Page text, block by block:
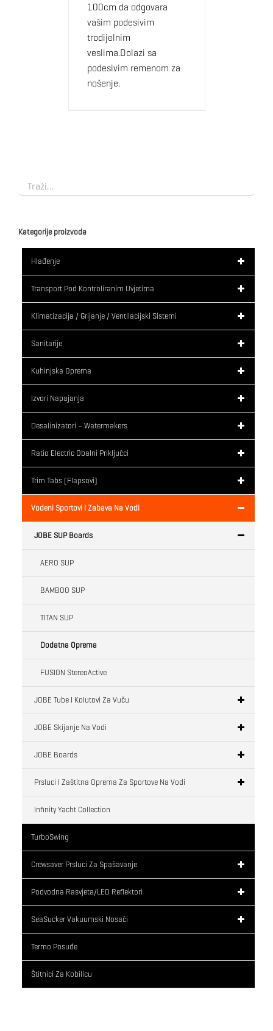
100cm da odgovara
vašim podesivim
trodijelnim
veslima.Dolazi sa
podesivim remenom za
nošenje.
Kategorije proizvoda
Hlađenje
Transport Pod Kontroliranim Uvjetima
Klimatizacija / Grijanje / Ventilacijski Sistemi
Sanitarije
Kuhinjska Oprema
Izvori Napajanja
Desalinizatori – Watermakers
Ratio Electric Obalni Priključci
Trim Tabs (flapsovi)
Vodeni Sportovi I Zabava Na Vodi
JOBE SUP Boards
AERO SUP
BAMBOO SUP
TITAN SUP
Dodatna Oprema
FUSION StereoActive
JOBE Tube I Kolutovi Za Vuču
JOBE Skijanje Na Vodi
JOBE Boards
Prsluci I Zaštitna Oprema Za Sportove Na Vodi
Infinity Yacht Collection
TurboSwing
Crewsaver Prsluci Za Spašavanje
Podvodna Rasvjeta/LED Reflektori
SeaSucker Vakuumski Nosači
Termo Posuđe
Štitnici Za Kobilicu